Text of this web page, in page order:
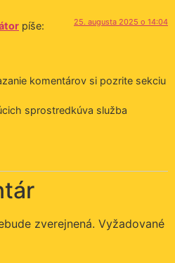
píše: 25. augusta 2025 o 14:04
komentárov si pozrite sekciu
sprostredkúva služba
zverejnená. Vyžadované